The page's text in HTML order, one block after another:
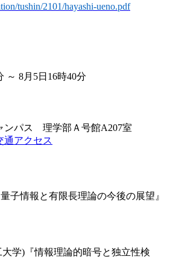
tushin/2101/hayashi-ueno.pdf
～ 8月 5日16時40分
ンパス 理学部Ａ号館A207室
通アクセス
子情報と有限長理論の今後の展望』
大学)『情報理論的暗号と独立性検